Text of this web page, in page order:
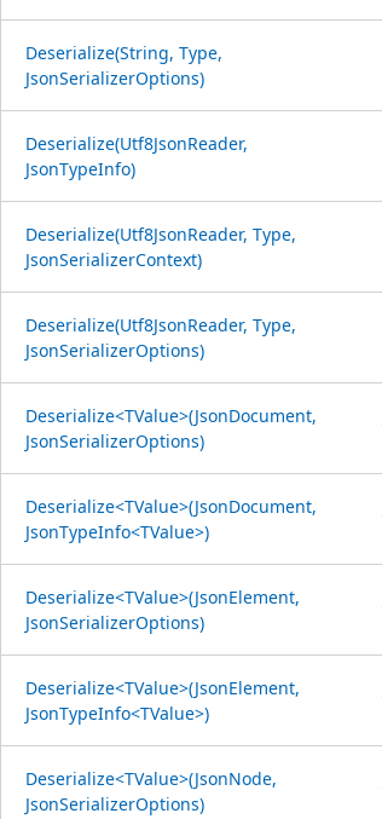
Deserialize(String, Type,
JsonSerializerOptions)
Deserialize(Utf8JsonReader,
JsonTypeInfo)
Deserialize(Utf8JsonReader, Type,
JsonSerializerContext)
Deserialize(Utf8JsonReader, Type,
JsonSerializerOptions)
Deserialize<TValue>(JsonDocument,
JsonSerializerOptions)
Deserialize<TValue>(JsonDocument,
JsonTypeInfo<TValue>)
Deserialize<TValue>(JsonElement,
JsonSerializerOptions)
Deserialize<TValue>(JsonElement,
JsonTypeInfo<TValue>)
Deserialize<TValue>(JsonNode,
JsonSerializerOptions)